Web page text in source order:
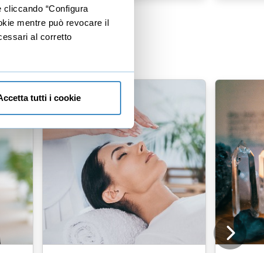
“Configura
mentre può revocare il
al corretto
tutti i cookie